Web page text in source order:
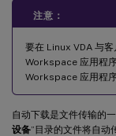
注意：
要在 Linux VDA 与
Workspace 应用程
Workspace 应用程序
自动下载是文件传输的
设备”目录的文件将自动